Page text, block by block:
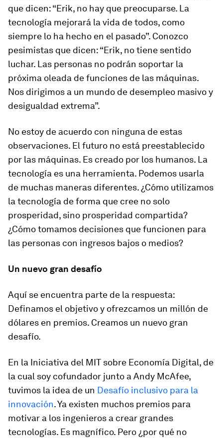
que dicen: “Erik, no hay que preocuparse. La
tecnología mejorará la vida de todos, como
siempre lo ha hecho en el pasado”. Conozco
pesimistas que dicen: “Erik, no tiene sentido
luchar. Las personas no podrán soportar la
próxima oleada de funciones de las máquinas.
Nos dirigimos a un mundo de desempleo masivo y
desigualdad extrema”.
No estoy de acuerdo con ninguna de estas
observaciones. El futuro no está preestablecido
por las máquinas. Es creado por los humanos. La
tecnología es una herramienta. Podemos usarla
de muchas maneras diferentes. ¿Cómo utilizamos
la tecnología de forma que cree no solo
prosperidad, sino prosperidad compartida?
¿Cómo tomamos decisiones que funcionen para
las personas con ingresos bajos o medios?
Un nuevo gran desafío
Aquí se encuentra parte de la respuesta:
Definamos el objetivo y ofrezcamos un millón de
dólares en premios. Creamos un nuevo gran
desafío.
En la Iniciativa del MIT sobre Economía Digital, de
la cual soy cofundador junto a Andy McAfee,
tuvimos la idea de un Desafío inclusivo para la
innovación. Ya existen muchos premios para
motivar a los ingenieros a crear grandes
tecnologías. Es magnífico. Pero ¿por qué no